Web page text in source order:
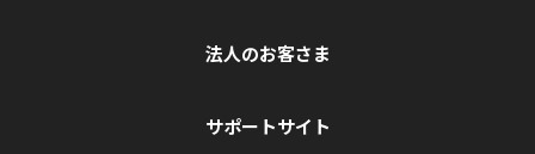
法人のお客さま
サポートサイト